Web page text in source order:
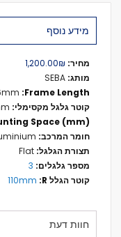
מידע נוסף
מידע
נוסף
₪‏1,200.00
3
110mm
חוות דעת